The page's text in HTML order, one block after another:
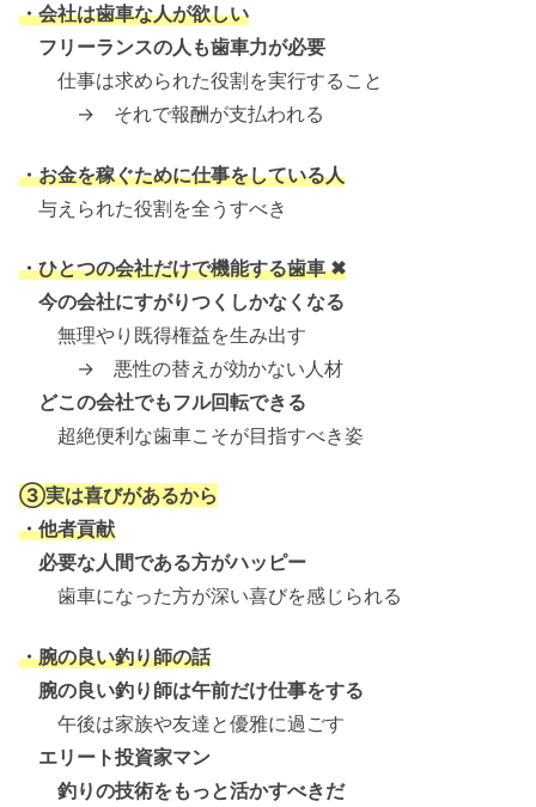
・会社は歯車な人が欲しい
フリーランスの人も歯車力が必要
仕事は求められた役割を実行すること
→ それで報酬が支払われる
・お金を稼ぐために仕事をしている人
与えられた役割を全うすべき
・ひとつの会社だけで機能する歯車 ✖
今の会社にすがりつくしかなくなる
無理やり既得権益を生み出す
→ 悪性の替えが効かない人材
どこの会社でもフル回転できる
超絶便利な歯車こそが目指すべき姿
③実は喜びがあるから
・他者貢献
必要な人間である方がハッピー
歯車になった方が深い喜びを感じられる
・腕の良い釣り師の話
腕の良い釣り師は午前だけ仕事をする
午後は家族や友達と優雅に過ごす
エリート投資家マン
釣りの技術をもっと活かすべきだ